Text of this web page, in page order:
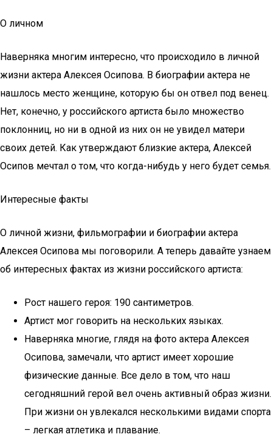
О личном
Наверняка многим интересно, что происходило в личной
жизни актера Алексея Осипова. В биографии актера не
нашлось место женщине, которую бы он отвел под венец.
Нет, конечно, у российского артиста было множество
поклонниц, но ни в одной из них он не увидел матери
своих детей. Как утверждают близкие актера, Алексей
Осипов мечтал о том, что когда-нибудь у него будет семья.
Интересные факты
О личной жизни, фильмографии и биографии актера
Алексея Осипова мы поговорили. А теперь давайте узнаем
об интересных фактах из жизни российского артиста:
Рост нашего героя: 190 сантиметров.
Артист мог говорить на нескольких языках.
Наверняка многие, глядя на фото актера Алексея
Осипова, замечали, что артист имеет хорошие
физические данные. Все дело в том, что наш
сегодняшний герой вел очень активный образ жизни.
При жизни он увлекался несколькими видами спорта
– легкая атлетика и плавание.